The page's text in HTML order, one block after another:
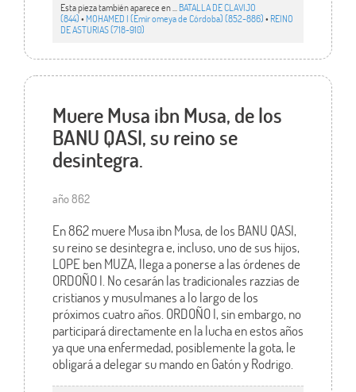
Esta pieza también aparece en ... BATALLA DE CLAVIJO
(844)• MOHAMED I (Emir omeya de Córdoba) (852-886)• REINO
DE ASTURIAS (718-910)
Muere Musa ibn Musa, de los
BANU QASI, su reino se
desintegra.
año 862
En 862 muere Musa ibn Musa, de los BANU QASI,
su reino se desintegra e, incluso, uno de sus hijos,
LOPE ben MUZA, llega a ponerse a las órdenes de
ORDOÑO I. No cesarán las tradicionales razzias de
cristianos y musulmanes a lo largo de los
próximos cuatro años. ORDOÑO I, sin embargo, no
participará directamente en la lucha en estos años
ya que una enfermedad, posiblemente la gota, le
obligará a delegar su mando en Gatón y Rodrigo.